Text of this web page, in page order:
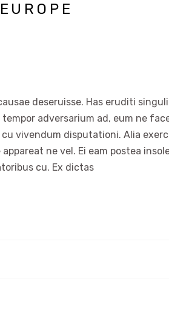
deseruisse. Has eruditi
adversarium ad, eum ne
vivendum disputationi. Alia
ne vel. Ei eam postea
cu. Ex dictas